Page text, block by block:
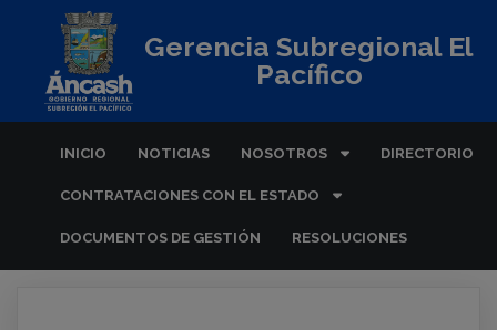
Gerencia Subregional El
Pacífico
INICIO NOTICIAS NOSOTROS DIRECTORIO
CONTRATACIONES CON EL ESTADO
DOCUMENTOS DE GESTIÓN RESOLUCIONES